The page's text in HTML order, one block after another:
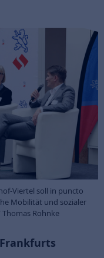
Viertel soll in puncto
Mobilität und sozialer
Rohnke